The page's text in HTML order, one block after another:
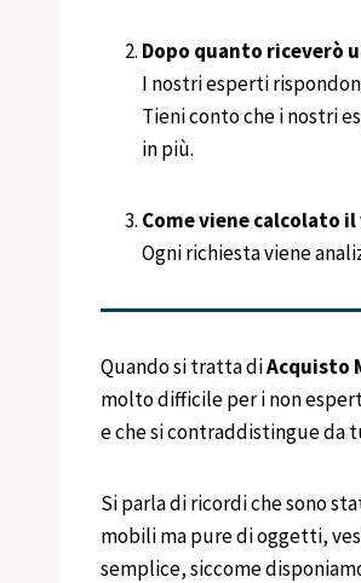
Dopo quanto riceverò
I nostri esperti
Tieni conto che i nostri
in più.
Come viene calcolato
Ogni richiesta viene
Quando si tratta diAcquisto
molto difficile per i non
e che si contraddistingue
Si parla di ricordi che sono
mobili ma pure di oggetti,
semplice, siccome